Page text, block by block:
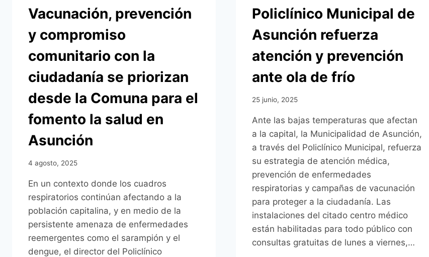
EXPLANADA
BLOQUE
Vacunación, prevención
y compromiso
comunitario con la
ciudadanía se priorizan
desde la Comuna para el
fomento la salud en
Asunción
4 agosto, 2025
En un contexto donde los cuadros
respiratorios continúan afectando a la
población capitalina, y en medio de la
persistente amenaza de enfermedades
reemergentes como el sarampión y el
dengue, el director del Policlínico
Policlínico Municipal de
Asunción refuerza
atención y prevención
ante ola de frío
25 junio, 2025
Ante las bajas temperaturas que afectan
a la capital, la Municipalidad de Asunción,
a través del Policlínico Municipal, refuerza
su estrategia de atención médica,
prevención de enfermedades
respiratorias y campañas de vacunación
para proteger a la ciudadanía. Las
instalaciones del citado centro médico
están habilitadas para todo público con
consultas gratuitas de lunes a viernes,…